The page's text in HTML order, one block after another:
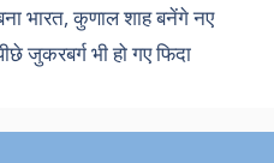
भारत, कुणाल शाह बनेंगे नए
जुकरबर्ग भी हो गए फिदा